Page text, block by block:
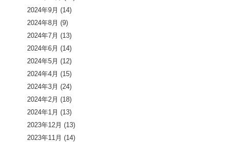
2024年9月 (14)
2024年8月 (9)
2024年7月 (13)
2024年6月 (14)
2024年5月 (12)
2024年4月 (15)
2024年3月 (24)
2024年2月 (18)
2024年1月 (13)
2023年12月 (13)
2023年11月 (14)